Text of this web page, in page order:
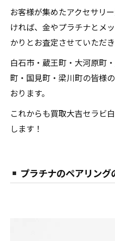
お客様が集めたアクセサリ
ければ、金やプラチナとメ
かりとお査定させていただき
白石市・蔵王町・大河原町
町・国見町・梁川町の皆様
おります。
これからも買取大吉セラビ
します！
プラチナのペアリング